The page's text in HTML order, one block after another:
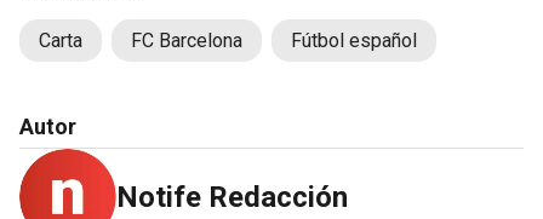
Carta FC Barcelona Fútbol español
Autor
Notife Redacción